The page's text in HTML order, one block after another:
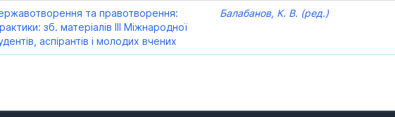
та правотворення:
зб. матеріалів ІІІ Міжнародної
аспірантів і молодих вчених
Балабанов, К. В. (ред.)